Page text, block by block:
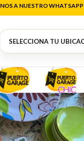
A NUESTRO